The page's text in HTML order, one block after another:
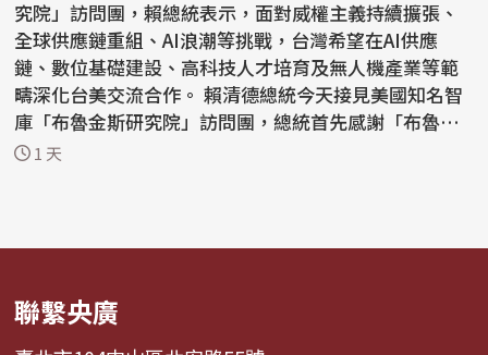
究院」訪問團，賴總統表示，面對威權主義持續擴張、
全球供應鏈重組、AI浪潮等挑戰，台灣希望在AI供應
鏈、數位基礎建設、高科技人才培育及無人機產業等範
疇深化台美交流合作。 賴清德總統今天接見美國知名智
庫「布魯金斯研究院」訪問團，總統首先感謝「布魯金
斯研究...
1 天
聯繫央廣